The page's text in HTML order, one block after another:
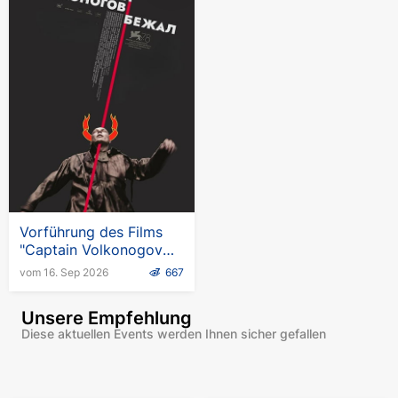
Vorführung des Films
"Captain Volkonogov
Escaped" in
vom 16. Sep 2026 667
Unsere Empfehlung
Diese aktuellen Events werden Ihnen sicher gefallen